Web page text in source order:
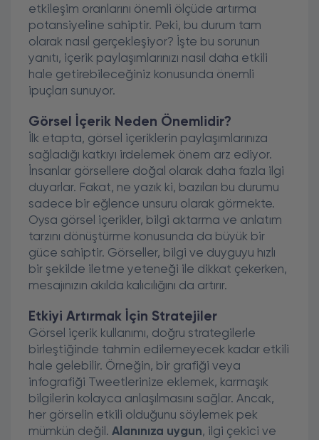
etkileşim oranlarını önemli ölçüde artırma
potansiyeline sahiptir. Peki, bu durum tam
olarak nasıl gerçekleşiyor? İşte bu sorunun
yanıtı, içerik paylaşımlarınızı nasıl daha etkili
hale getirebileceğiniz konusunda önemli
ipuçları sunuyor.
Görsel İçerik Neden Önemlidir?
İlk etapta, görsel içeriklerin paylaşımlarınıza
sağladığı katkıyı irdelemek önem arz ediyor.
İnsanlar görsellere doğal olarak daha fazla ilgi
duyarlar. Fakat, ne yazık ki, bazıları bu durumu
sadece bir eğlence unsuru olarak görmekte.
Oysa görsel içerikler, bilgi aktarma ve anlatım
tarzını dönüştürme konusunda da büyük bir
güce sahiptir. Görseller, bilgi ve duyguyu hızlı
bir şekilde iletme yeteneği ile dikkat çekerken,
mesajınızın akılda kalıcılığını da artırır.
Etkiyi Artırmak İçin Stratejiler
Görsel içerik kullanımı, doğru strategilerle
birleştiğinde tahmin edilemeyecek kadar etkili
hale gelebilir. Örneğin, bir grafiği veya
infografiği Tweetlerinize eklemek, karmaşık
bilgilerin kolayca anlaşılmasını sağlar. Ancak,
her görselin etkili olduğunu söylemek pek
mümkün değil. Alanınıza uygun, ilgi çekici ve